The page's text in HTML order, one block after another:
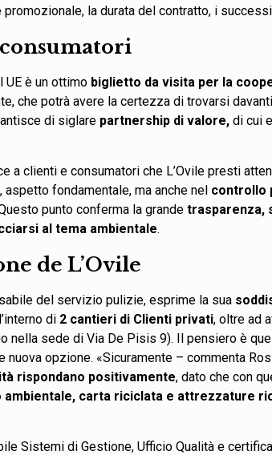
la durata del contratto, i
UE è un ottimo biglietto da visita per la
che potrà avere la certezza di trovarsi
di siglare partnership di valore,di cui
a clienti e consumatori che L’Ovile presti
fondamentale, ma anche nel controllo
punto conferma la grandetrasparenza,
al tema ambientale.
de L’Ovile
del servizio pulizie, esprime la sua
di 2 cantieri di Clienti privati, oltre ad
nella sede di Via De Pisis 9). Il pensiero è
nuova opzione. «Sicuramente – commenta
rispondano positivamente, dato che con
ambientale, carta riciclata e attrezzature
Sistemi di Gestione, Ufficio Qualità e